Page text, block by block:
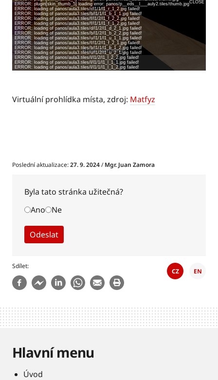
Virtuální prohlídka místa, zdroj: Matfyz
Poslední aktualizace:27. 9. 2024/Mgr. Juan Zamora
Byla tato stránka užitečná?
Ano
Ne
Sdílet
CZ EN
Hlavní menu
Úvod